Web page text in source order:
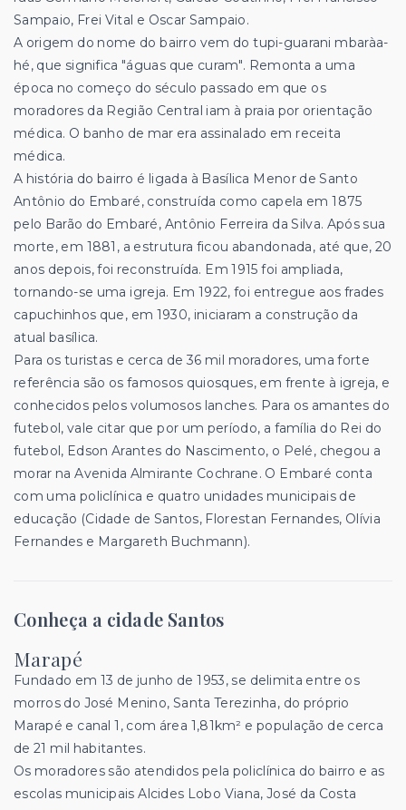
Sampaio, Frei Vital e Oscar Sampaio.
A origem do nome do bairro vem do tupi-guarani mbaràa-
hé, que significa "águas que curam". Remonta a uma
época no começo do século passado em que os
moradores da Região Central iam à praia por orientação
médica. O banho de mar era assinalado em receita
médica.
A história do bairro é ligada à Basílica Menor de Santo
Antônio do Embaré, construída como capela em 1875
pelo Barão do Embaré, Antônio Ferreira da Silva. Após sua
morte, em 1881, a estrutura ficou abandonada, até que, 20
anos depois, foi reconstruída. Em 1915 foi ampliada,
tornando-se uma igreja. Em 1922, foi entregue aos frades
capuchinhos que, em 1930, iniciaram a construção da
atual basílica.
Para os turistas e cerca de 36 mil moradores, uma forte
referência são os famosos quiosques, em frente à igreja, e
conhecidos pelos volumosos lanches. Para os amantes do
futebol, vale citar que por um período, a família do Rei do
futebol, Edson Arantes do Nascimento, o Pelé, chegou a
morar na Avenida Almirante Cochrane. O Embaré conta
com uma policlínica e quatro unidades municipais de
educação (Cidade de Santos, Florestan Fernandes, Olívia
Fernandes e Margareth Buchmann).
Conheça a cidade Santos
Marapé
Fundado em 13 de junho de 1953, se delimita entre os
morros do José Menino, Santa Terezinha, do próprio
Marapé e canal 1, com área 1,81km² e população de cerca
de 21 mil habitantes.
Os moradores são atendidos pela policlínica do bairro e as
escolas municipais Alcides Lobo Viana, José da Costa